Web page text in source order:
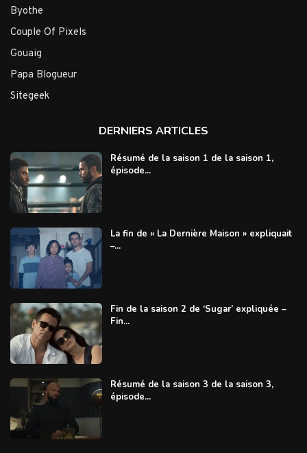
Byothe
Couple Of Pixels
Gouaig
Papa Blogueur
Sitegeek
DERNIERS ARTICLES
Résumé de la saison 1 de la saison 1,
épisode...
La fin de « La Dernière Maison » expliquait
–...
Fin de la saison 2 de ‘Sugar’ expliquée –
Fin...
Résumé de la saison 3 de la saison 3,
épisode...